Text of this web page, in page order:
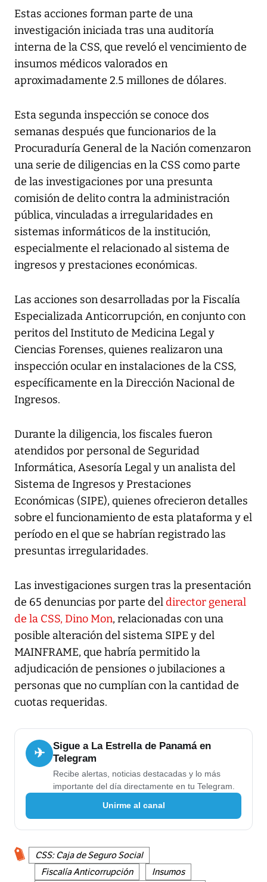
Estas acciones forman parte de una
investigación iniciada tras una auditoría
interna de la CSS, que reveló el vencimiento de
insumos médicos valorados en
aproximadamente 2.5 millones de dólares.
Esta segunda inspección se conoce dos
semanas después que funcionarios de la
Procuraduría General de la Nación comenzaron
una serie de diligencias en la CSS como parte
de las investigaciones por una presunta
comisión de delito contra la administración
pública, vinculadas a irregularidades en
sistemas informáticos de la institución,
especialmente el relacionado al sistema de
ingresos y prestaciones económicas.
Las acciones son desarrolladas por la Fiscalía
Especializada Anticorrupción, en conjunto con
peritos del Instituto de Medicina Legal y
Ciencias Forenses, quienes realizaron una
inspección ocular en instalaciones de la CSS,
específicamente en la Dirección Nacional de
Ingresos.
Durante la diligencia, los fiscales fueron
atendidos por personal de Seguridad
Informática, Asesoría Legal y un analista del
Sistema de Ingresos y Prestaciones
Económicas (SIPE), quienes ofrecieron detalles
sobre el funcionamiento de esta plataforma y el
período en el que se habrían registrado las
presuntas irregularidades.
Las investigaciones surgen tras la presentación
de 65 denuncias por parte deldirector general
de la CSS, Dino Mon, relacionadas con una
posible alteración del sistema SIPE y del
MAINFRAME, que habría permitido la
adjudicación de pensiones o jubilaciones a
personas que no cumplían con la cantidad de
cuotas requeridas.
✈
Sigue a La Estrella de Panamá en
Telegram
Recibe alertas, noticias destacadas y lo más
importante del día directamente en tu Telegram.
Unirme al canal
CSS: Caja de Seguro Social
Fiscalía Anticorrupción
Insumos